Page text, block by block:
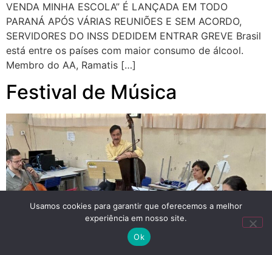
VENDA MINHA ESCOLA” É LANÇADA EM TODO
PARANÁ APÓS VÁRIAS REUNIÕES E SEM ACORDO,
SERVIDORES DO INSS DEDIDEM ENTRAR GREVE Brasil
está entre os países com maior consumo de álcool.
Membro do AA, Ramatis […]
Festival de Música
Usamos cookies para garantir que oferecemos a melhor
experiência em nosso site.
Ok